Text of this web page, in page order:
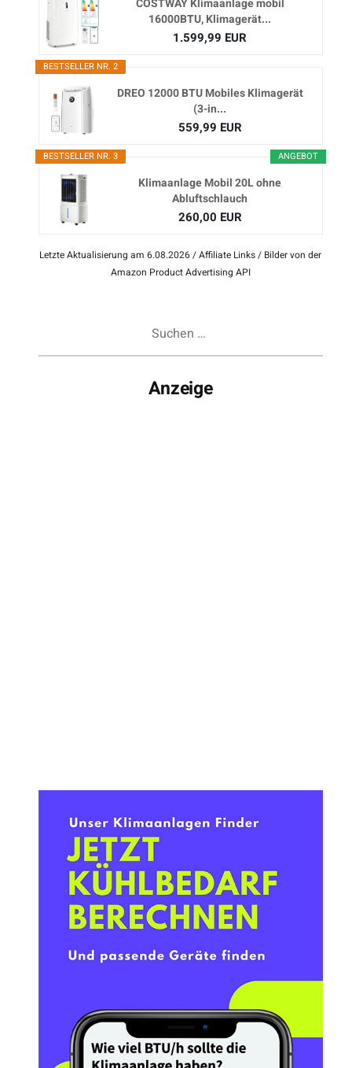
COSTWAY Klimaanlage mobil
16000BTU, Klimagerät...
1.599,99 EUR
BESTSELLER NR. 2
DREO 12000 BTU Mobiles Klimagerät
(3-in...
559,99 EUR
ANGEBOT
BESTSELLER NR. 3
Klimaanlage Mobil 20L ohne
Abluftschlauch
260,00 EUR
Letzte Aktualisierung am 6.08.2026 / Affiliate Links / Bilder von der
Amazon Product Advertising API
Anzeige